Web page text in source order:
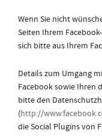
Wenn Sie nicht
Seiten Ihrem
sich bitte aus Ihrem
Details zum Umgang
Facebook sowie Ihren
bitte den
(http://
die Social Plugins von